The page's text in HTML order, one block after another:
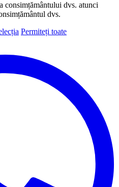
consimțământului dvs. atunci
dvs.
Permiteți toate